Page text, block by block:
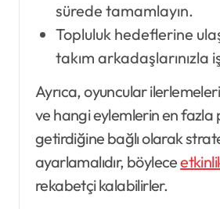
sürede tamamlayın.
Topluluk hedeflerine
takım arkadaşlarınızla
Ayrıca, oyuncular
ve hangi eylemlerin en fazla
getirdiğine bağlı olarak
ayarlamalıdır, böylece
rekabetçi kalabilirler.